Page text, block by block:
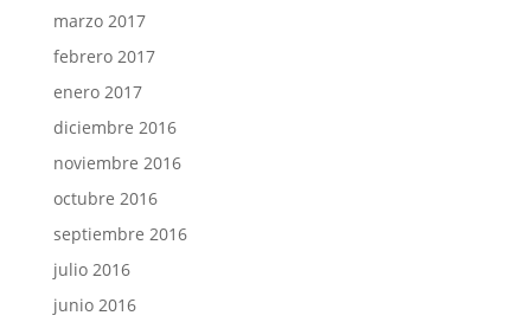
marzo 2017
febrero 2017
enero 2017
diciembre 2016
noviembre 2016
octubre 2016
septiembre 2016
julio 2016
junio 2016